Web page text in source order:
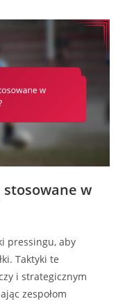
w
pressingu, aby
Taktyki te
i strategicznym
zespołom